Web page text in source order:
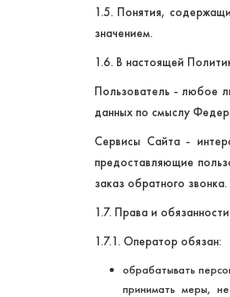
1.5. Понятия,
значением.
1.6. В настоящей
Пользователь - любое
данных по смыслу
Сервисы Сайта -
предоставляющие
заказ обратного звонка.
1.7. Права и
1.7.1. Оператор обязан:
обрабатывать
принимать меры,